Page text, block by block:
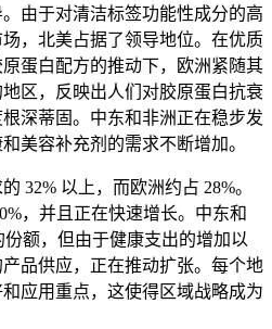
由于对清洁标签功能性成分的高
，北美占据了领导地位。在优质
蛋白配方的推动下，欧洲紧随其
区，反映出人们对胶原蛋白抗衰
深蒂固。中东和非洲正在稳步发
美容补充剂的需求不断增加。
32% 以上，而欧洲约占 28%。
，并且正在快速增长。中东和
额，但由于健康支出的增加以
品供应，正在推动扩张。每个地
应用重点，这使得区域战略成为